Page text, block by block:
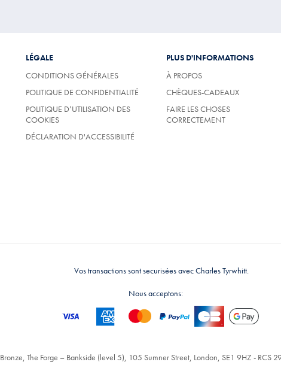
LÉGALE
CONDITIONS GÉNÉRALES
POLITIQUE DE CONFIDENTIALITÉ
POLITIQUE D’UTILISATION DES
COOKIES
DÉCLARATION D'ACCESSIBILITÉ
PLUS D'INFORMATIONS
À PROPOS
CHÈQUES-CADEAUX
FAIRE LES CHOSES
CORRECTEMENT
Vos transactions sont securisées avec Charles Tyrwhitt.
Nous acceptons:
Bronze, The Forge – Bankside (level 5), 105 Sumner Street, London, SE1 9HZ - RCS